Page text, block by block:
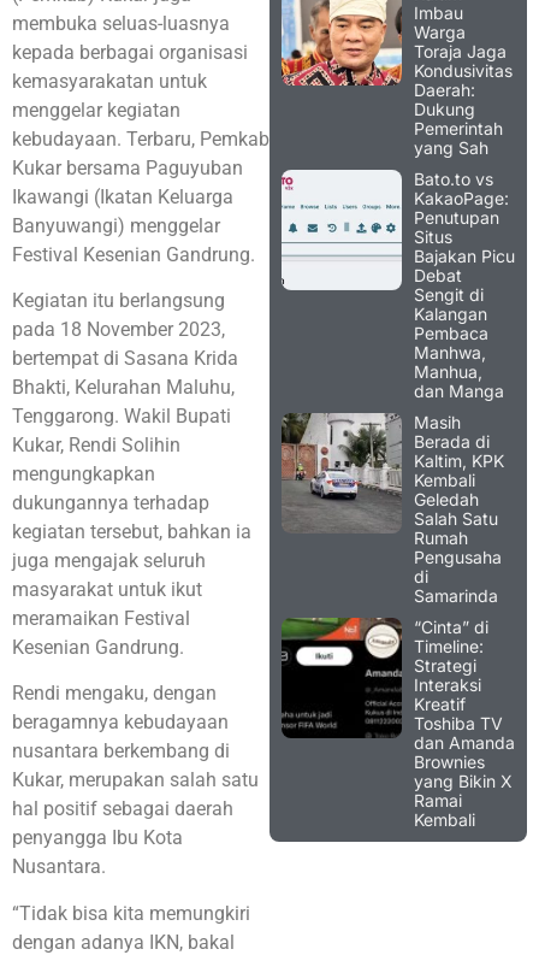
membuka seluas-luasnya
kepada berbagai organisasi
kemasyarakatan untuk
menggelar kegiatan
kebudayaan. Terbaru, Pemkab
Kukar bersama Paguyuban
Ikawangi (Ikatan Keluarga
Banyuwangi) menggelar
Festival Kesenian Gandrung.
Kegiatan itu berlangsung
pada 18 November 2023,
bertempat di Sasana Krida
Bhakti, Kelurahan Maluhu,
Tenggarong. Wakil Bupati
Kukar, Rendi Solihin
mengungkapkan
dukungannya terhadap
kegiatan tersebut, bahkan ia
juga mengajak seluruh
masyarakat untuk ikut
meramaikan Festival
Kesenian Gandrung.
Rendi mengaku, dengan
beragamnya kebudayaan
nusantara berkembang di
Kukar, merupakan salah satu
hal positif sebagai daerah
penyangga Ibu Kota
Nusantara.
“Tidak bisa kita memungkiri
dengan adanya IKN, bakal
Imbau
Warga
Toraja Jaga
Kondusivitas
Daerah:
Dukung
Pemerintah
yang Sah
Bato.to vs
KakaoPage:
Penutupan
Situs
Bajakan Picu
Debat
Sengit di
Kalangan
Pembaca
Manhwa,
Manhua,
dan Manga
Masih
Berada di
Kaltim, KPK
Kembali
Geledah
Salah Satu
Rumah
Pengusaha
di
Samarinda
“Cinta” di
Timeline:
Strategi
Interaksi
Kreatif
Toshiba TV
dan Amanda
Brownies
yang Bikin X
Ramai
Kembali